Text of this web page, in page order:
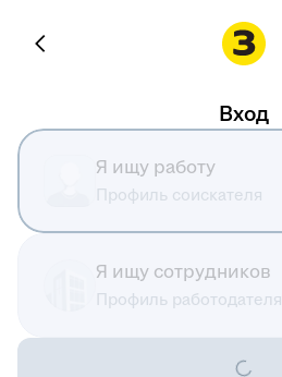
Вход
Я ищу работу
Профиль соискателя
Я ищу сотрудников
Профиль работодателя